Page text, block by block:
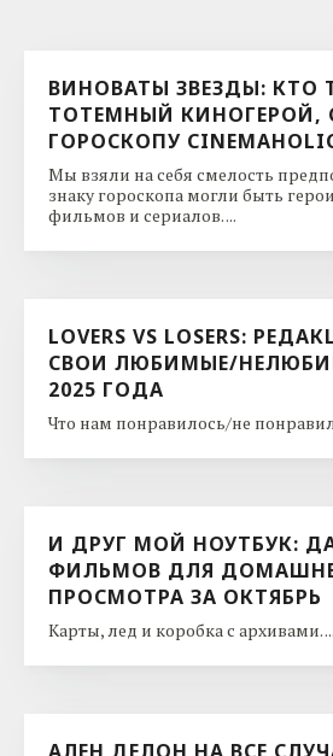
ВИНОВАТЫ ЗВЕЗДЫ: КТО
ТОТЕМНЫЙ КИНОГЕРОЙ,
ГОРОСКОПУ
Мы взяли на себя смелость
знаку гороскопа могли быть
фильмов и сериалов. ...
LOVERS VS LOSERS:
СВОИ ЛЮБИМЫЕ/
2025 ГОДА
Что нам понравилось/не
И ДРУГ МОЙ НОУТБУК:
ФИЛЬМОВ ДЛЯ
ПРОСМОТРА ЗА ОКТЯБРЬ
Карты, лед и коробка с архивами. ...